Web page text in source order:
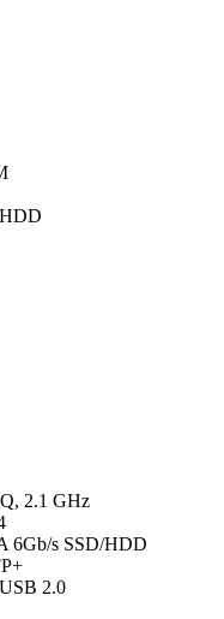
2.1 GHz
6Gb/s SSD/HDD
2.0